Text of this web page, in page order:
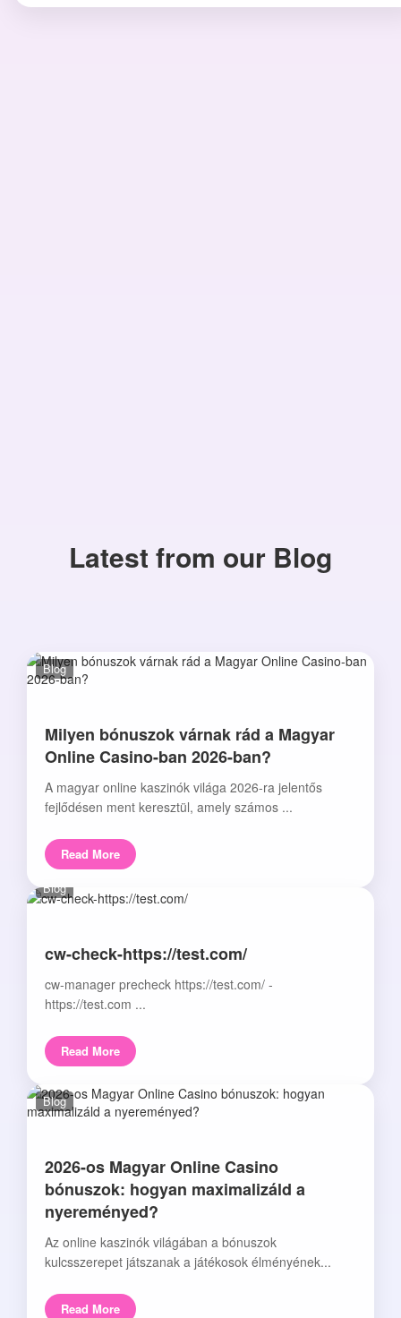
Latest from our Blog
Blog
Milyen bónuszok várnak rád a Magyar
Online Casino-ban 2026-ban?
A magyar online kaszinók világa 2026-ra jelentős
fejlődésen ment keresztül, amely számos ...
Read More
Blog
cw-check-https://test.com/
cw-manager precheck https://test.com/ -
https://test.com ...
Read More
Blog
2026-os Magyar Online Casino
bónuszok: hogyan maximalizáld a
nyereményed?
Az online kaszinók világában a bónuszok
kulcsszerepet játszanak a játékosok élményének...
Read More